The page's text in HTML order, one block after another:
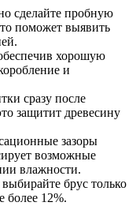
сделайте пробную
поможет выявить
хорошую
и
сразу после
защитит древесину
зазоры
возможные
влажности.
брус только
более 12%.